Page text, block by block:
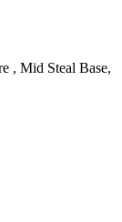
, Mid Steal Base,